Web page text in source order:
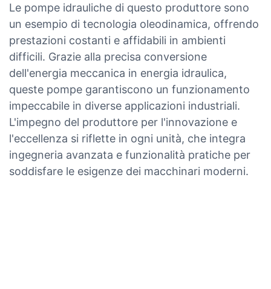
Le pompe idrauliche di questo produttore sono
un esempio di tecnologia oleodinamica, offrendo
prestazioni costanti e affidabili in ambienti
difficili. Grazie alla precisa conversione
dell'energia meccanica in energia idraulica,
queste pompe garantiscono un funzionamento
impeccabile in diverse applicazioni industriali.
L'impegno del produttore per l'innovazione e
l'eccellenza si riflette in ogni unità, che integra
ingegneria avanzata e funzionalità pratiche per
soddisfare le esigenze dei macchinari moderni.